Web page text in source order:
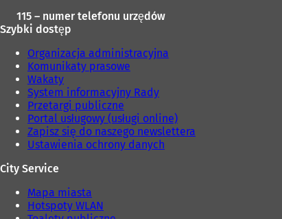
115 – numer telefonu urzędów
Szybki dostęp
Organizacja administracyjna
Komunikaty prasowe
Wakaty
System informacyjny Rady
Przetargi publiczne
Portal usługowy (usługi online)
Zapisz się do naszego newslettera
Ustawienia ochrony danych
City Service
Mapa miasta
Hotspoty WLAN